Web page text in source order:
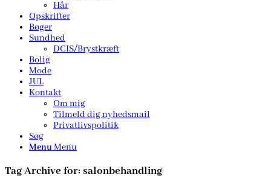
Hår
Opskrifter
Bøger
Sundhed
DCIS/Brystkræft
Bolig
Mode
JUL
Kontakt
Om mig
Tilmeld dig nyhedsmail
Privatlivspolitik
Søg
MenuMenu
Tag Archive for: salonbehandling